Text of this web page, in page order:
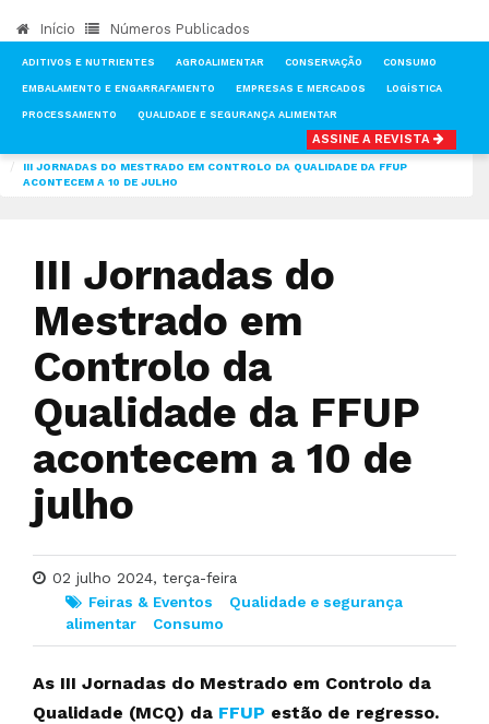
Início Números Publicados
ADITIVOS E NUTRIENTES AGROALIMENTAR CONSERVAÇÃO CONSUMO
EMBALAMENTO E ENGARRAFAMENTO EMPRESAS E MERCADOS LOGÍSTICA
PROCESSAMENTO QUALIDADE E SEGURANÇA ALIMENTAR
ASSINE A REVISTA
III JORNADAS DO MESTRADO EM CONTROLO DA QUALIDADE DA FFUP
ACONTECEM A 10 DE JULHO
III Jornadas do
Mestrado em
Controlo da
Qualidade da FFUP
acontecem a 10 de
julho
02 julho 2024, terça-feira
Feiras & Eventos
Qualidade e segurança
alimentar
Consumo
As III Jornadas do Mestrado em Controlo da
Qualidade (MCQ) da FFUP estão de regresso.